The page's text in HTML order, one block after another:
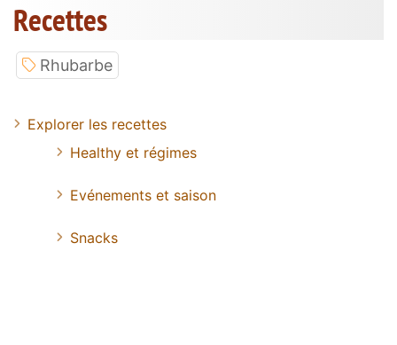
Recettes
Rhubarbe
Explorer les recettes
Healthy et régimes
Evénements et saison
Snacks